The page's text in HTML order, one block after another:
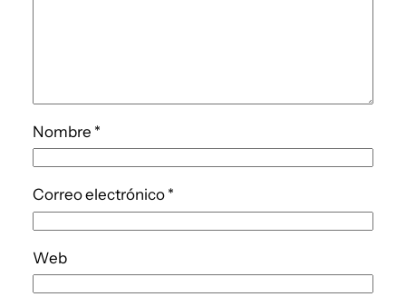
Nombre *
Correo electrónico *
Web